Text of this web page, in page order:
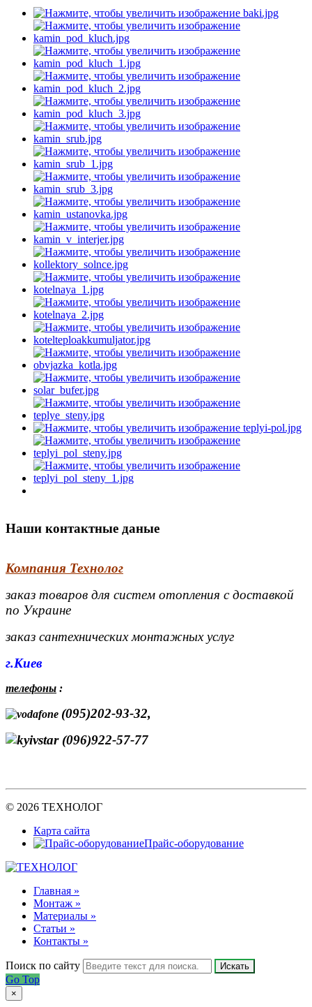
Наши контактные даные
Компания Технолог
заказ товаров для систем отопления с доставкой
по Украине
заказ сантехнических монтажных услуг
г.Киев
телефоны :
(095)202-93-32,
(096)922-57-77
© 2026 ТЕХНОЛОГ
Карта сайта
Прайс-оборудование
Главная »
Монтаж »
Материалы »
Статьи »
Контакты »
Поиск по сайту Искать
Go Top
×